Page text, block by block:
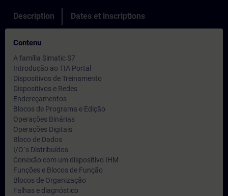
Description Dates et inscriptions
Contenu
A família Simatic S7
Introdução ao TIA Portal
Dispositivos de Treinamento
Dispositivos e Redes
Endereçamentos
Blocos de Programa e Edição
Operações Binárias
Operações Digitais
Bloco de Dados
I/O´s Distribuídos
Conexão com um dispositivo IHM
Funções e Blocos de Função
Blocos de Organização
Falhas e diagnóstico